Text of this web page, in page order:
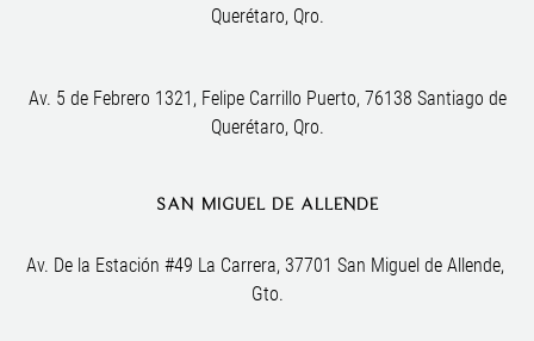
Querétaro, Qro.
Av. 5 de Febrero 1321, Felipe Carrillo Puerto, 76138 Santiago de
Querétaro, Qro.
SAN MIGUEL DE ALLENDE
Av. De la Estación #49 La Carrera, 37701 San Miguel de Allende,
Gto.